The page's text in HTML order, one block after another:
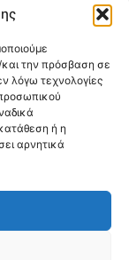
την πρόσβαση σε
λόγω τεχνολογίες
ή η
αρνητικά